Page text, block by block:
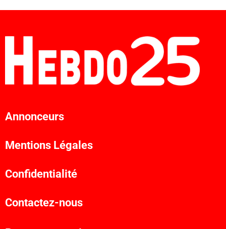
Annonceurs
Mentions Légales
Confidentialité
Contactez-nous